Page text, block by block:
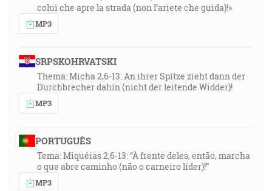
colui che apre la strada (non l’ariete che guida)!»
MP3
SRPSKOHRVATSKI
Thema: Micha 2,6-13: An ihrer Spitze zieht dann der
Durchbrecher dahin (nicht der leitende Widder)!
MP3
PORTUGUÊS
Tema: Miquéias 2,6-13: “À frente deles, então, marcha
o que abre caminho (não o carneiro líder)!”
MP3